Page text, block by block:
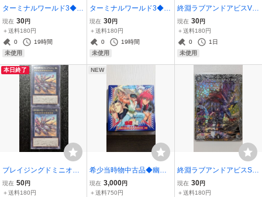
ターミナルワールド3◆セ
イバーコンビネーションT
W03-JP005魔法カード◆
スーパーレアパラレルP+
SR遊戯王OCGデュエルモ
現在 30円
＋送料180円
0
19時間
未使用
ターミナルワールド3◆X-
セイバーアナペレラTW03
-JP006◆ノーマルパラレ
ル遊戯王OCGデュエルモ
ンスターズTERMINAL W
現在 30円
＋送料180円
0
19時間
未使用
終淵ラブアンドアビスVR
◆ペトローバの天宝ジュ
エルDM25RP4メカデルソ
ルフュージョナー◆タマ
シード デュエルマスター
現在 30円
＋送料180円
0
1日
未使用
本日終了
ブレイジングドミニオン2
枚セット◆超弩級砲塔列
車フライングランチャーB
現在 50円
＋送料180円
NEW
希少当時物中古品◆幽遊
白書カードダスステーシ
ョンシステムファイル◆1
現在 3,000円
＋送料750円
終淵ラブアンドアビスSR
◆テラ・スザーク＜ロマ
ノフ.Star＞ドルスザクド
現在 30円
＋送料180円